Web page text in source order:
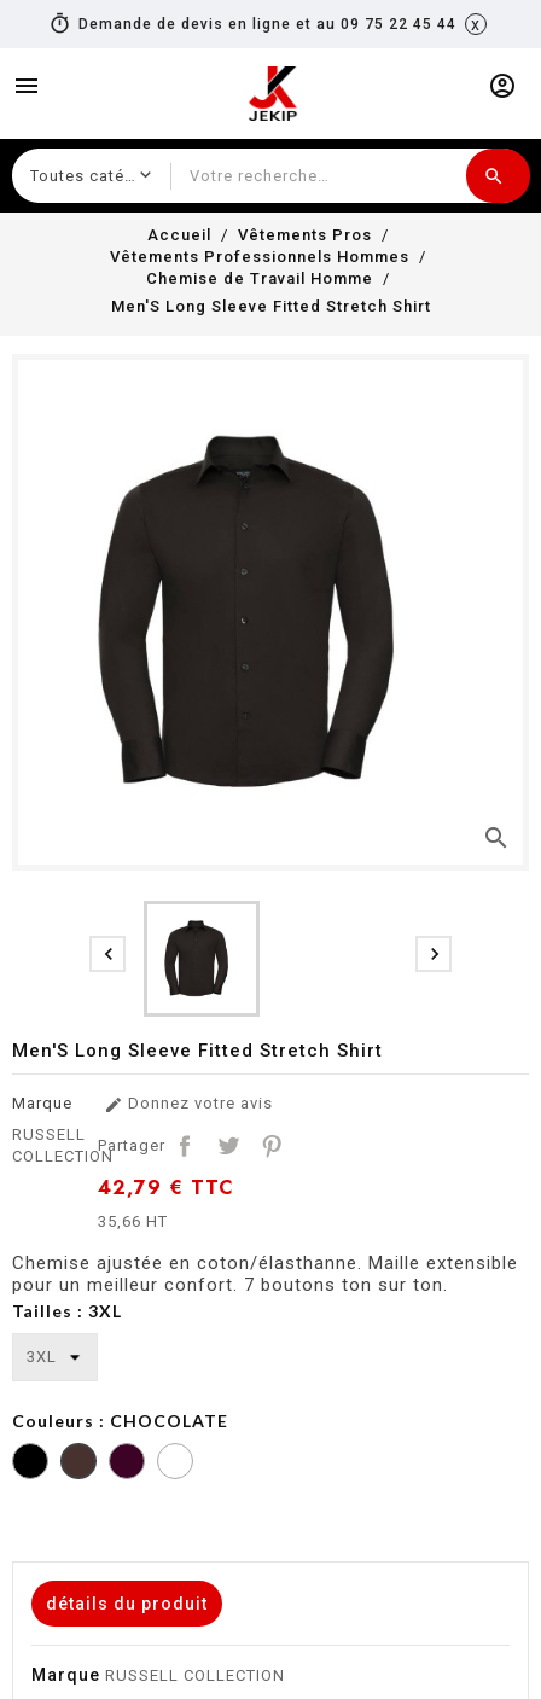
timer Demande de devis en ligne et au 09 75 22 45 44 x
menu account_circle
search
Accueil
Vêtements Pros
Vêtements Professionnels Hommes
Chemise de Travail Homme
Men'S Long Sleeve Fitted Stretch Shirt
search
 
Men'S Long Sleeve Fitted Stretch Shirt
Marque
RUSSELL
COLLECTION
 Donnez votre avis
Partager
42,79 € TTC
35,66 HT
Chemise ajustée en coton/élasthanne. Maille extensible
pour un meilleur confort. 7 boutons ton sur ton.
Tailles : 3XL
Couleurs : CHOCOLATE
détails du produit
Marque RUSSELL COLLECTION